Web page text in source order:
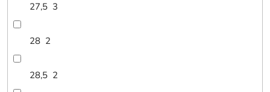
27,5 3
28 2
28,5 2